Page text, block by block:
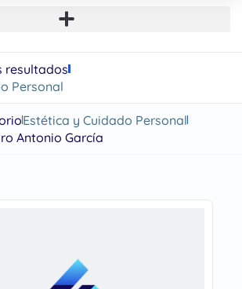
resultados
Personal
Estética y Cuidado Personal
Antonio García